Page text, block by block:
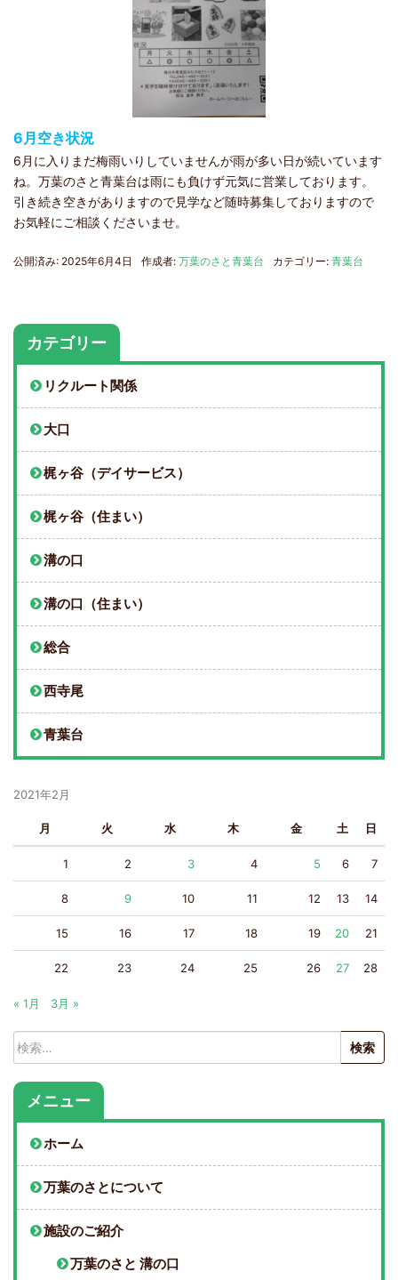
6月空き状況
6月に入りまだ梅雨いりしていませんが雨が多い日が続いています
ね。万葉のさと青葉台は雨にも負けず元気に営業しております。
引き続き空きがありますので見学など随時募集しておりますので
お気軽にご相談くださいませ。
公開済み: 2025年6月4日 作成者: 万葉のさと青葉台 カテゴリー: 青葉台
カテゴリー
リクルート関係
大口
梶ヶ谷（デイサービス）
梶ヶ谷（住まい）
溝の口
溝の口（住まい）
総合
西寺尾
青葉台
2021年2月
月 火 水 木 金 土 日
1 2 3 4 5 6 7
8 9 10 11 12 13 14
15 16 17 18 19 20 21
22 23 24 25 26 27 28
« 1月 3月 »
検
索:
メニュー
ホーム
万葉のさとについて
施設のご紹介
万葉のさと 溝の口